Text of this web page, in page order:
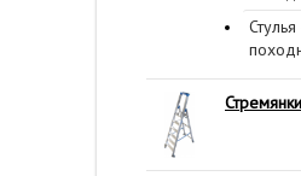
Стремянки